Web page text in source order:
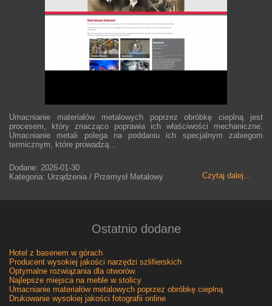
Umacnianie materiałów metalowych poprzez obróbkę cieplną jest
procesem, który znacząco poprawia ich właściwości mechaniczne.
Umacnianie metali polega na poddaniu ich specjalnym zabiegom
termicznym, które prowadzą...
Czytaj dalej...
Dodane: 2026-01-30
Kategoria: Urządzenia / Przemysł Metalowy
Ostatnio dodane
Hotel z basenem w górach
Producent wysokiej jakości narzędzi szlifierskich
Optymalne rozwiązania dla otworów.
Najlepsze miejsca na meble w stolicy
Umacnianie materiałów metalowych poprzez obróbkę cieplną
Drukowanie wysokiej jakości fotografii online